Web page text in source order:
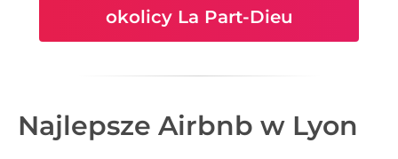
okolicy La Part-Dieu
Najlepsze Airbnb w Lyon